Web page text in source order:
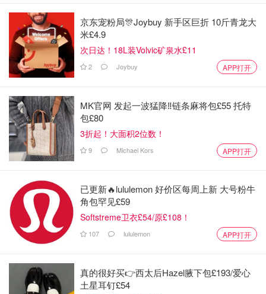
京东宠粉局🎊Joybuy 新手区巨折 10斤青龙大
米£4.9
次日达！18L装Volvic矿泉水£11
2 Joybuy APP打开
MK官网 发起一波猛降‼️链条麻将包£55 托特
包£80
3折起！大面积2位数！
9 Michael Kors APP打开
已更新🔥lululemon 好价区每周上新 大号粉牛
角包罕见£59
Softstreme卫衣£54/原£108！
107 lululemon APP打开
真的很好买👉西太后Hazel腋下包£193/爱心
土星耳钉£54